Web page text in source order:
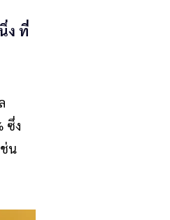
ง ที่
ซึ่ง
น